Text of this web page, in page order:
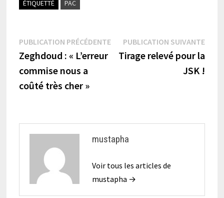
ÉTIQUETTÉ PAC
Navigation
de
l’article
PUBLICATION PRÉCÉDENTEPublication
précédente :
Zeghdoud : « L’erreur
commise nous a
coûté très cher »
PUBLICATION SUIVANTE
Tirage relevé pour la
JSK !
mustapha
Voir tous les articles de
mustapha →